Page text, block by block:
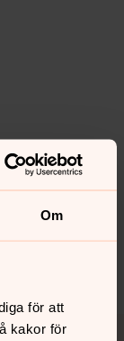
Om
för att
kakor för